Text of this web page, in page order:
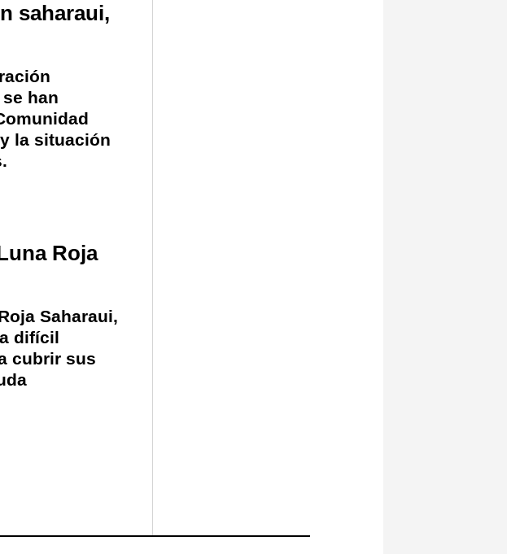
saharaui,
han
la situación
Roja
Saharaui,
difícil
cubrir sus